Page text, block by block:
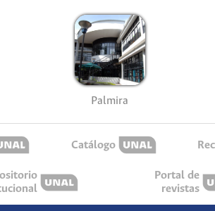
Palmira
Catálogo
Portal de
revistas